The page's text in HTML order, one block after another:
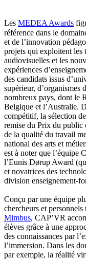
Les MEDEA Awards
référence dans le
et de l’innovation
projets qui exploitent les
audiovisuelles et les
expériences
des candidats issus
supérieur, d’organismes
nombreux pays, dont le
Belgique et l’Australie.
compétitif, la sélection
remise du Prix du public
de la qualité du travail
national des arts et
est à noter que l’équipe
l’Eunis Dørup Award
et novatrices des
division enseignement-
Conçu par une équipe
chercheurs et
Mimbus, CAP’VR
élèves grâce à une
des connaissances par
l’immersion. Dans les
par exemple, la réalité